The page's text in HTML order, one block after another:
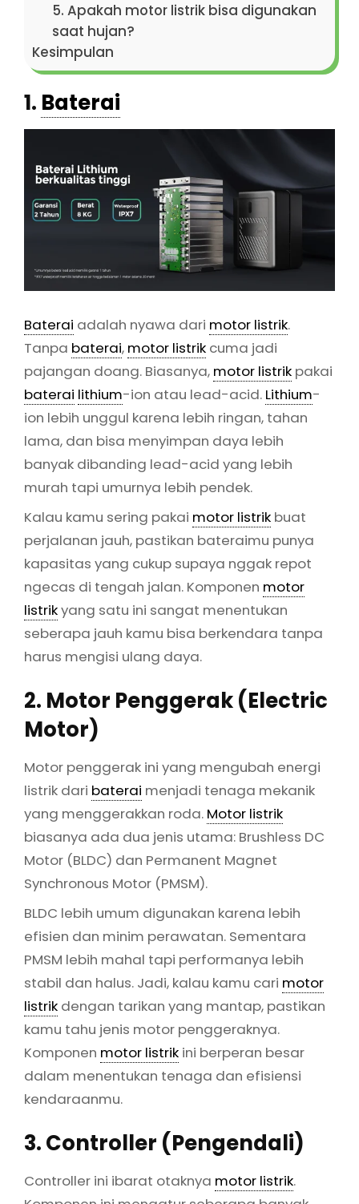
5. Apakah motor listrik bisa digunakan
saat hujan?
Kesimpulan
1. Baterai
Baterai adalah nyawa dari motor listrik.
Tanpa baterai, motor listrik cuma jadi
pajangan doang. Biasanya, motor listrik pakai
baterai lithium-ion atau lead-acid. Lithium-
ion lebih unggul karena lebih ringan, tahan
lama, dan bisa menyimpan daya lebih
banyak dibanding lead-acid yang lebih
murah tapi umurnya lebih pendek.
Kalau kamu sering pakai motor listrik buat
perjalanan jauh, pastikan bateraimu punya
kapasitas yang cukup supaya nggak repot
ngecas di tengah jalan. Komponen motor
listrikyang satu ini sangat menentukan
seberapa jauh kamu bisa berkendara tanpa
harus mengisi ulang daya.
2. Motor Penggerak (Electric
Motor)
Motor penggerak ini yang mengubah energi
listrik dari baterai menjadi tenaga mekanik
yang menggerakkan roda. Motor listrik
biasanya ada dua jenis utama: Brushless DC
Motor (BLDC) dan Permanent Magnet
Synchronous Motor (PMSM).
BLDC lebih umum digunakan karena lebih
efisien dan minim perawatan. Sementara
PMSM lebih mahal tapi performanya lebih
stabil dan halus. Jadi, kalau kamu cari motor
listrik dengan tarikan yang mantap, pastikan
kamu tahu jenis motor penggeraknya.
Komponen motor listrik ini berperan besar
dalam menentukan tenaga dan efisiensi
kendaraanmu.
3. Controller (Pengendali)
Controller ini ibarat otaknya motor listrik.